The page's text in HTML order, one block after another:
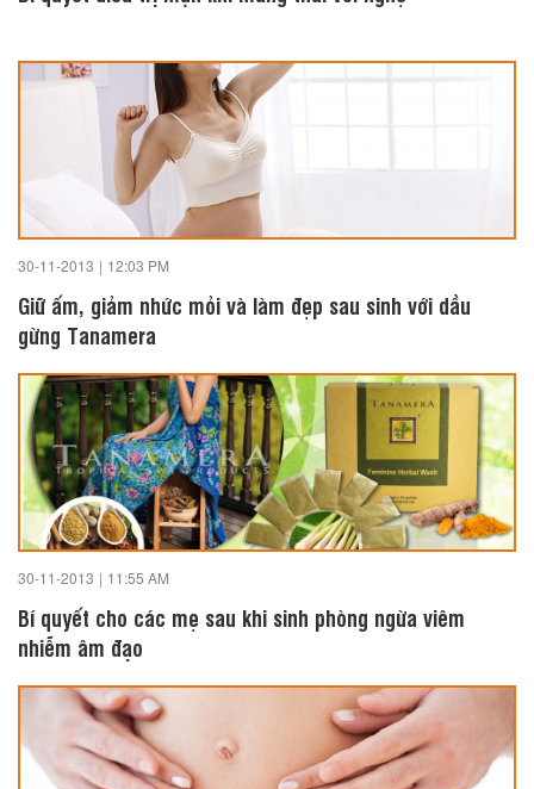
30-11-2013 | 12:03 PM
Giữ ấm, giảm nhức mỏi và làm đẹp sau sinh với dầu
gừng Tanamera
30-11-2013 | 11:55 AM
Bí quyết cho các mẹ sau khi sinh phòng ngừa viêm
nhiễm âm đạo